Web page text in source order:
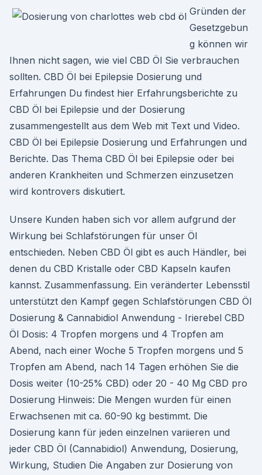
Gründen der
Gesetzgebun
g können wir
Ihnen nicht sagen, wie viel CBD Öl Sie verbrauchen
sollten. CBD Öl bei Epilepsie Dosierung und
Erfahrungen Du findest hier Erfahrungsberichte zu
CBD Öl bei Epilepsie und der Dosierung
zusammengestellt aus dem Web mit Text und Video.
CBD Öl bei Epilepsie Dosierung und Erfahrungen und
Berichte. Das Thema CBD Öl bei Epilepsie oder bei
anderen Krankheiten und Schmerzen einzusetzen
wird kontrovers diskutiert.
Unsere Kunden haben sich vor allem aufgrund der
Wirkung bei Schlafstörungen für unser Öl
entschieden. Neben CBD Öl gibt es auch Händler, bei
denen du CBD Kristalle oder CBD Kapseln kaufen
kannst. Zusammenfassung. Ein veränderter Lebensstil
unterstützt den Kampf gegen Schlafstörungen CBD Öl
Dosierung & Cannabidiol Anwendung - Irierebel CBD
Öl Dosis: 4 Tropfen morgens und 4 Tropfen am
Abend, nach einer Woche 5 Tropfen morgens und 5
Tropfen am Abend, nach 14 Tagen erhöhen Sie die
Dosis weiter (10-25% CBD) oder 20 - 40 Mg CBD pro
Dosierung Hinweis: Die Mengen wurden für einen
Erwachsenen mit ca. 60-90 kg bestimmt. Die
Dosierung kann für jeden einzelnen variieren und
jeder CBD Öl (Cannabidiol) Anwendung, Dosierung,
Wirkung, Studien Die Angaben zur Dosierung von